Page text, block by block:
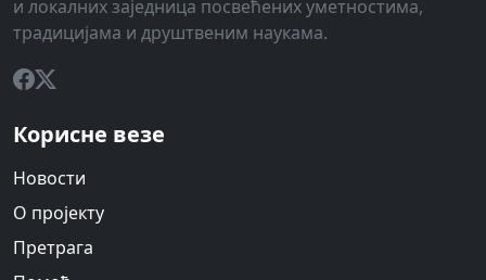
и локалних заједница посвећених уметностима,
традицијама и друштвеним наукама.
Корисне везе
Новости
О пројекту
Претрага